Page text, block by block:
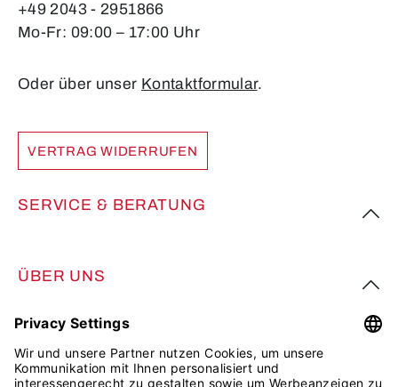
+49 2043 - 2951866
Mo-Fr: 09:00 – 17:00 Uhr
Oder über unser Kontaktformular.
VERTRAG WIDERRUFEN
SERVICE & BERATUNG
ÜBER UNS
FOLGE UNS